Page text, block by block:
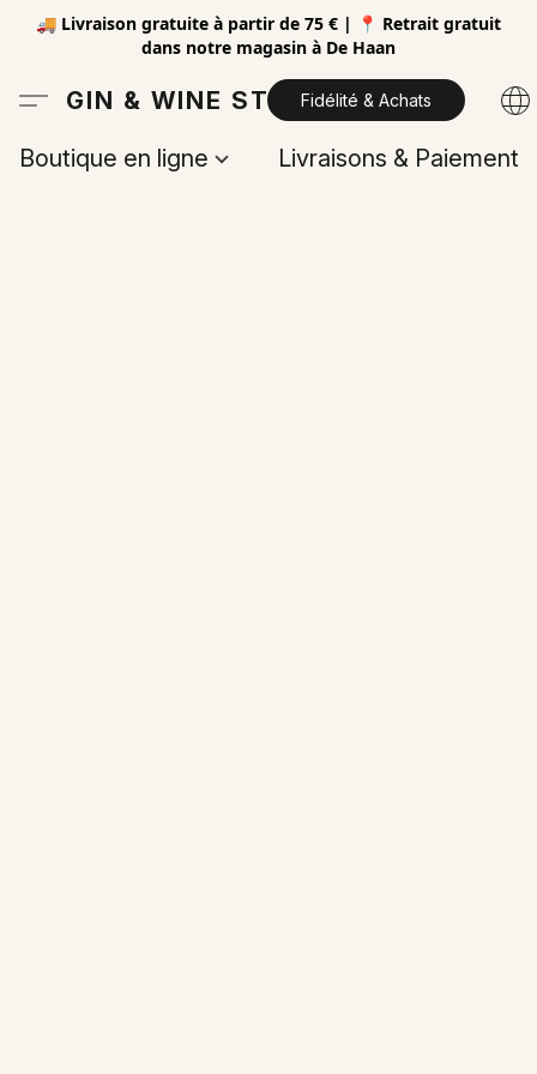
🚚 Livraison gratuite à partir de 75 € | 📍 Retrait gratuit
dans notre magasin à De Haan
GIN & WINE STOREFidélité & Achats
Boutique en ligne Livraisons & Paiements